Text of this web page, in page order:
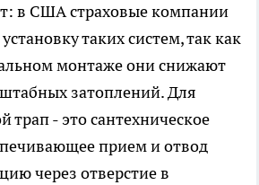
в США страховые компании
таких систем, так как
монтаже они снижают
затоплений. Для
трап - это сантехническое
прием и отвод
через отверстие в